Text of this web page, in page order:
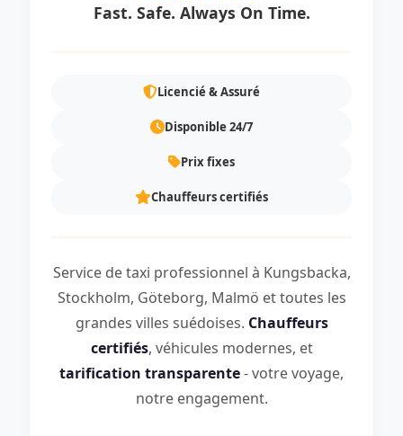
Fast. Safe. Always On Time.
Licencié & Assuré
Disponible 24/7
Prix fixes
Chauffeurs certifiés
Service de taxi professionnel à Kungsbacka,
Stockholm, Göteborg, Malmö et toutes les
grandes villes suédoises. Chauffeurs
certifiés, véhicules modernes, et
tarification transparente- votre voyage,
notre engagement.